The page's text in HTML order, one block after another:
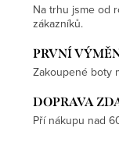
Na trhu jsme od
zákazníků.
PRVNÍ
Zakoupené boty
DOPRAVA
Pří nákupu nad